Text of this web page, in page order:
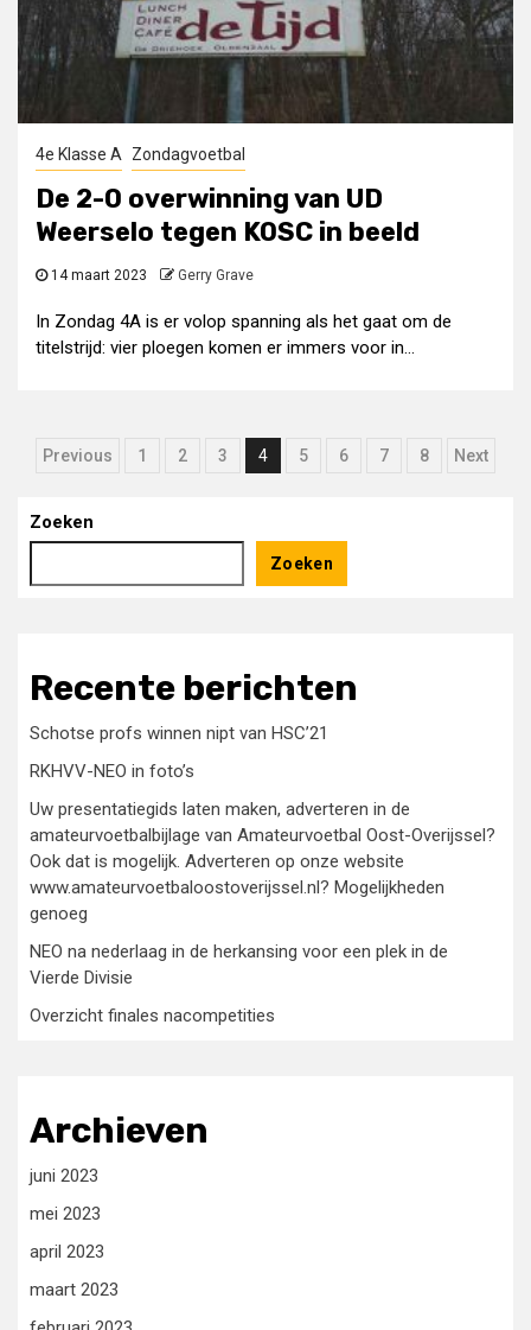
4e Klasse A Zondagvoetbal
De 2-0 overwinning van UD
Weerselo tegen KOSC in beeld
14 maart 2023 Gerry Grave
In Zondag 4A is er volop spanning als het gaat om de
titelstrijd: vier ploegen komen er immers voor in...
Berichten
Previous 1 2 3 4 5 6 7 8 Next
Zoeken
Zoeken
Recente berichten
Schotse profs winnen nipt van HSC’21
RKHVV-NEO in foto’s
Uw presentatiegids laten maken, adverteren in de
amateurvoetbalbijlage van Amateurvoetbal Oost-Overijssel?
Ook dat is mogelijk. Adverteren op onze website
www.amateurvoetbaloostoverijssel.nl? Mogelijkheden
genoeg
NEO na nederlaag in de herkansing voor een plek in de
Vierde Divisie
Overzicht finales nacompetities
Archieven
juni 2023
mei 2023
april 2023
maart 2023